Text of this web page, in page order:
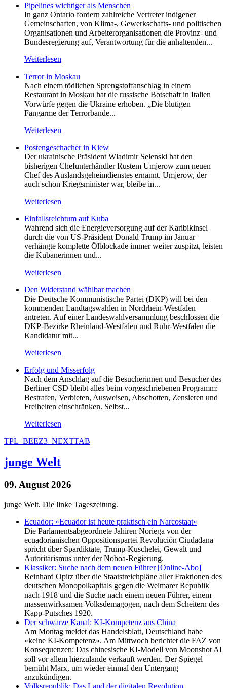
Pipelines wichtiger als Menschen
In ganz Ontario fordern zahlreiche Vertreter indigener
Gemeinschaften, von Klima-, Gewerkschafts- und politischen
Organisationen und Arbeiterorganisationen die Provinz- und
Bundesregierung auf, Verantwortung für die anhaltenden...
Weiterlesen
Terror in Moskau
Nach einem tödlichen Sprengstoffanschlag in einem
Restaurant in Moskau hat die russische Botschaft in Italien
Vorwürfe gegen die Ukraine erhoben. „Die blutigen
Fangarme der Terrorbande...
Weiterlesen
Postengeschacher in Kiew
Der ukrainische Präsident Wladimir Selenski hat den
bisherigen Chefunterhändler Rustem Umjerow zum neuen
Chef des Auslandsgeheimdienstes ernannt. Umjerow, der
auch schon Kriegsminister war, bleibe in...
Weiterlesen
Einfallsreichtum auf Kuba
Wahrend sich die Energieversorgung auf der Karibikinsel
durch die von US-Präsident Donald Trump im Januar
verhängte komplette Ölblockade immer weiter zuspitzt, leisten
die Kubanerinnen und...
Weiterlesen
Den Widerstand wählbar machen
Die Deutsche Kommunistische Partei (DKP) will bei den
kommenden Landtagswahlen in Nordrhein-Westfalen
antreten. Auf einer Landeswahlversammlung beschlossen die
DKP-Bezirke Rheinland-Westfalen und Ruhr-Westfalen die
Kandidatur mit...
Weiterlesen
Erfolg und Misserfolg
Nach dem Anschlag auf die Besucherinnen und Besucher des
Berliner CSD bleibt alles beim vorgeschriebenen Programm:
Bestrafen, Verbieten, Ausweisen, Abschotten, Zensieren und
Freiheiten einschränken. Selbst...
Weiterlesen
TPL_BEEZ3_NEXTTAB
junge Welt
09. August 2026
junge Welt. Die linke Tageszeitung.
Ecuador: »Ecuador ist heute praktisch ein Narcostaat«
Die Parlamentsabgeordnete Jahiren Noriega von der
ecuadorianischen Oppositionspartei Revolución Ciudadana
spricht über Spardiktate, Trump-Kuschelei, Gewalt und
Autoritarismus unter der Noboa-Regierung.
Klassiker: Suche nach dem neuen Führer [Online-Abo]
Reinhard Opitz über die Staatstreichpläne aller Fraktionen des
deutschen Monopolkapitals gegen die Weimarer Republik
nach 1918 und die Suche nach einem neuen Führer, einem
massenwirksamen Volksdemagogen, nach dem Scheitern des
Kapp-Putsches 1920.
Der schwarze Kanal: KI-Kompetenz aus China
Am Montag meldet das Handelsblatt, Deutschland habe
»keine KI-Kompetenz«. Am Mittwoch berichtet die FAZ von
Konsequenzen: Das chinesische KI-Modell von Moonshot AI
soll vor allem hierzulande verkauft werden. Der Spiegel
bemüht Marx, um wieder einmal den Untergang
anzukündigen.
Volksrepublik: Das Land der digitalen Revolution